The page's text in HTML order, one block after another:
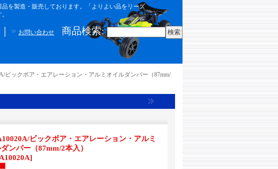
を製造・販売しております。「よりよい品をリーズ
お問い合わせ 商品検索:
ビックボア・エアレーション・アルミオイルダンパー（87mm/
ビックボア・エアレーション・アルミ
ンパー（87mm/2本入）
]